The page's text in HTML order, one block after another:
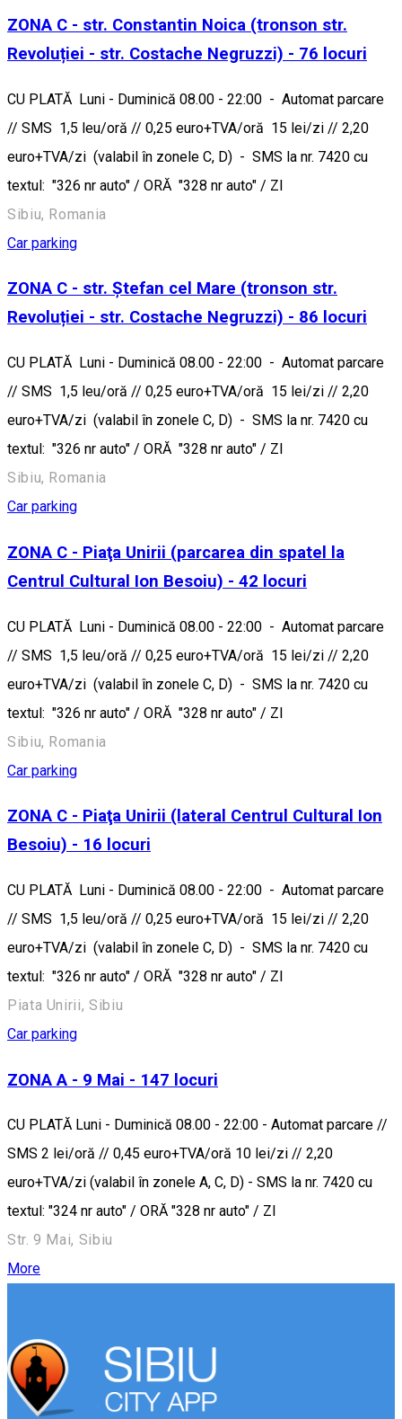
ZONA C - str. Constantin Noica (tronson str.
Revoluției - str. Costache Negruzzi) - 76 locuri
CU PLATĂ Luni - Duminică 08.00 - 22:00 - Automat parcare
// SMS 1,5 leu/oră // 0,25 euro+TVA/oră 15 lei/zi // 2,20
euro+TVA/zi (valabil în zonele C, D) - SMS la nr. 7420 cu
textul: "326 nr auto" / ORĂ "328 nr auto" / ZI
Sibiu, Romania
Car parking
ZONA C - str. Ștefan cel Mare (tronson str.
Revoluției - str. Costache Negruzzi) - 86 locuri
CU PLATĂ Luni - Duminică 08.00 - 22:00 - Automat parcare
// SMS 1,5 leu/oră // 0,25 euro+TVA/oră 15 lei/zi // 2,20
euro+TVA/zi (valabil în zonele C, D) - SMS la nr. 7420 cu
textul: "326 nr auto" / ORĂ "328 nr auto" / ZI
Sibiu, Romania
Car parking
ZONA C - Piaţa Unirii (parcarea din spatel la
Centrul Cultural Ion Besoiu) - 42 locuri
CU PLATĂ Luni - Duminică 08.00 - 22:00 - Automat parcare
// SMS 1,5 leu/oră // 0,25 euro+TVA/oră 15 lei/zi // 2,20
euro+TVA/zi (valabil în zonele C, D) - SMS la nr. 7420 cu
textul: "326 nr auto" / ORĂ "328 nr auto" / ZI
Sibiu, Romania
Car parking
ZONA C - Piaţa Unirii (lateral Centrul Cultural Ion
Besoiu) - 16 locuri
CU PLATĂ Luni - Duminică 08.00 - 22:00 - Automat parcare
// SMS 1,5 leu/oră // 0,25 euro+TVA/oră 15 lei/zi // 2,20
euro+TVA/zi (valabil în zonele C, D) - SMS la nr. 7420 cu
textul: "326 nr auto" / ORĂ "328 nr auto" / ZI
Piata Unirii, Sibiu
Car parking
ZONA A - 9 Mai - 147 locuri
CU PLATĂ Luni - Duminică 08.00 - 22:00 - Automat parcare //
SMS 2 lei/oră // 0,45 euro+TVA/oră 10 lei/zi // 2,20
euro+TVA/zi (valabil în zonele A, C, D) - SMS la nr. 7420 cu
textul: "324 nr auto" / ORĂ "328 nr auto" / ZI
Str. 9 Mai, Sibiu
More